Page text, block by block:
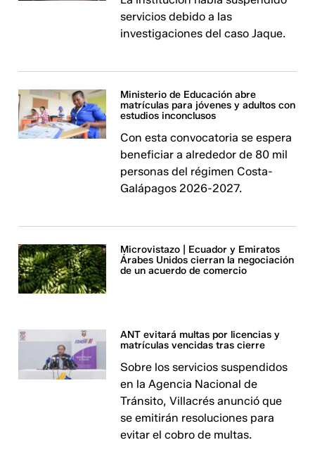
servicios debido a las
investigaciones del caso Jaque.
Ministerio de Educación abre
matrículas para jóvenes y adultos con
estudios inconclusos
Con esta convocatoria se espera
beneficiar a alrededor de 80 mil
personas del régimen Costa-
Galápagos 2026-2027.
Microvistazo | Ecuador y Emiratos
Árabes Unidos cierran la negociación
de un acuerdo de comercio
ANT evitará multas por licencias y
matrículas vencidas tras cierre
Sobre los servicios suspendidos
en la Agencia Nacional de
Tránsito, Villacrés anunció que
se emitirán resoluciones para
evitar el cobro de multas.